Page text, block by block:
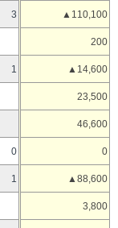
3 ▲110,100
200
1 ▲14,600
23,500
46,600
0 0
1 ▲88,600
3,800